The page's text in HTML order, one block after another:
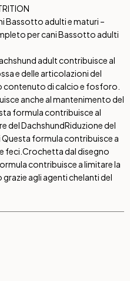
Bassotto adulti e maturi –
per cani Bassotto adulti
adult contribuisce al
e delle articolazioni del
contenuto di calcio e fosforo.
anche al mantenimento del
formula contribuisce al
del DachshundRiduzione del
Questa formula contribuisce a
feci. Crochetta dal disegno
contribuisce a limitare la
agli agenti chelanti del